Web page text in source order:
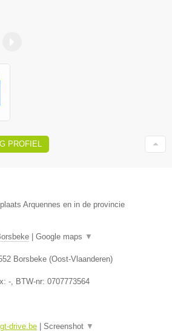
PROFIEL
Arquennes en in de provincie
Google maps ▼
Borsbeke (Oost-Vlaanderen)
-, BTW-nr: 0707773564
drive.be Screenshot ▼